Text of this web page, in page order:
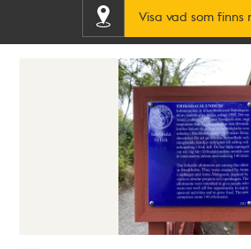
Visa vad som finns